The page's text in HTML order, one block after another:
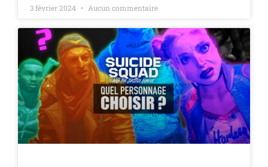
3 février 2024 Aucun commentaire